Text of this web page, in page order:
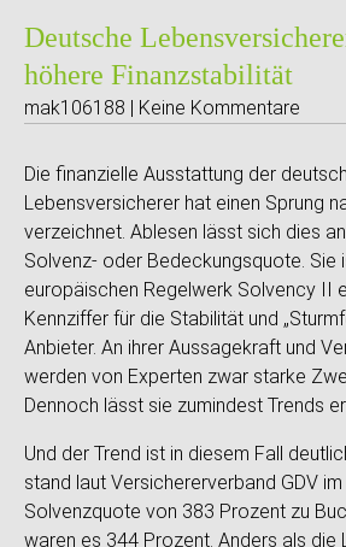
Deutsche
höhere Finanzstabilität
mak106188 | Keine Kommentare
Die finanzielle Ausstattung der
Lebensversicherer hat einen Sprung
verzeichnet. Ablesen lässt sich dies
Solvenz- oder Bedeckungsquote. Sie
europäischen Regelwerk Solvency II
Kennziffer für die Stabilität und
Anbieter. An ihrer Aussagekraft und
werden von Experten zwar starke
Dennoch lässt sie zumindest Trends
Und der Trend ist in diesem Fall
stand laut Versichererverband GDV
Solvenzquote von 383 Prozent zu
waren es 344 Prozent. Anders als die